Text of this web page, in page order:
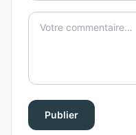
Publier